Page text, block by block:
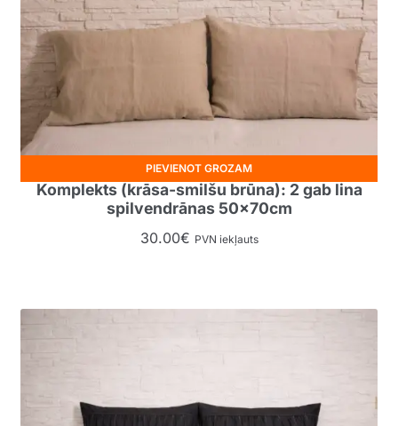
Komplekts (krāsa-smilšu brūna): 2 gab lina
spilvendrānas 50x70cm
30.00€ PVN iekļauts
PIEVIENOT GROZAM